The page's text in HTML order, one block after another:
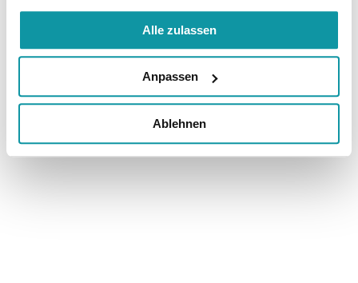
Alle zulassen
Anpassen
Ablehnen